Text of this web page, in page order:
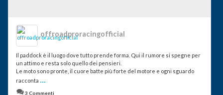
offroadproracingofficial
Il paddock è il luogo dove tutto prende forma. Qui il rumore si spegne per
un attimo e resta solo quello dei pensieri.
Le moto sono pronte, il cuore batte più forte del motore e ogni sguardo
racconta ...
3 Commenti